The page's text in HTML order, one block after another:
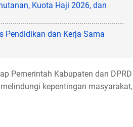
Kuota Haji 2026, dan
Pendidikan dan Kerja Sama
Pemerintah Kabupaten dan DPRD
kepentingan masyarakat,